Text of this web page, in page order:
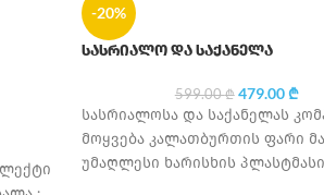
-20%
სასრიალო და საქანელა
599.00₾ 479.00₾
სასრიალოსა და საქანელას
მოყვება კალათბურთის ფარი
უმაღლესი ხარისხის